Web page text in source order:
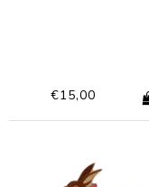
€15,00